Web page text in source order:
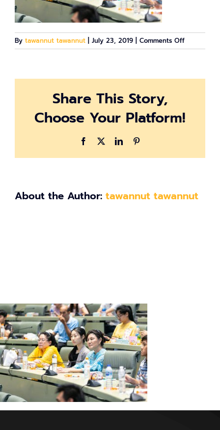
By tawannut tawannut July 23, 2019 Comments Offon
Share This Story,
Choose Your Platform!
Facebook LinkedIn
About the Author: tawannut tawannut